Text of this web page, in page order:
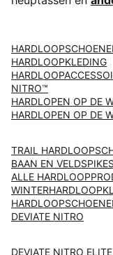
HARDLOOPKLEDING
NITRO™
HARDLOPEN OP DE
HARDLOPEN OP DE
TRAIL
BAAN EN VELDSPIKES
ALLE
DEVIATE NITRO
DEVIATE NITRO ELITE